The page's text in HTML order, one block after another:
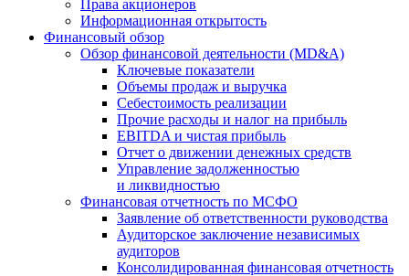
Права акционеров
Информационная открытость
Финансовый обзор
Обзор финансовой деятельности (MD&A)
Ключевые показатели
Объемы продаж и выручка
Себестоимость реализации
Прочие расходы и налог на прибыль
EBITDA и чистая прибыль
Отчет о движении денежных средств
Управление задолженностью
и ликвидностью
Финансовая отчетность по МСФО
Заявление об ответственности руководства
Аудиторское заключение независимых
аудиторов
Консолидированная финансовая отчетность